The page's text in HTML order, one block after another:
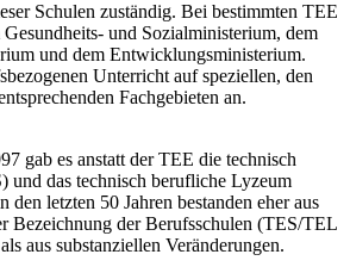
Schulen zuständig. Bei bestimmten TEE
und Sozialministerium, dem
und dem Entwicklungs­ministerium.
Unterricht auf speziellen, den
Fachgebieten an.
gab es anstatt der TEE die technisch
und das technisch berufliche Lyzeum
letzten 50 Jahren bestanden eher aus
Bezeichnung der Berufsschulen (TES/TEL
aus substanziellen Veränderungen.